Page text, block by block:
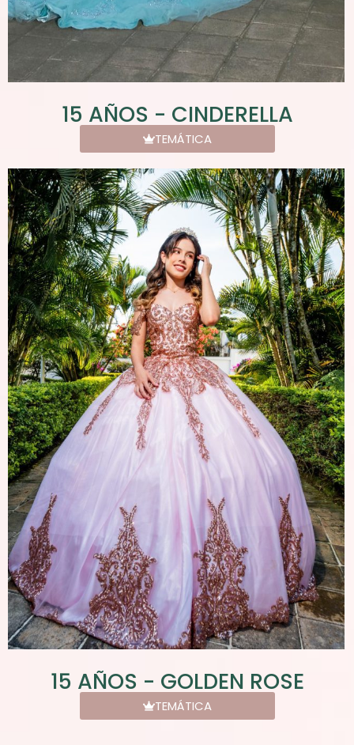
15 AÑOS - CINDERELLA
TEMÁTICA
15 AÑOS - GOLDEN ROSE
TEMÁTICA